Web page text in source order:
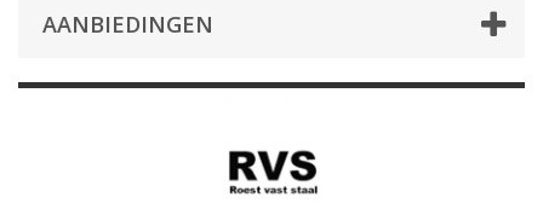
AANBIEDINGEN